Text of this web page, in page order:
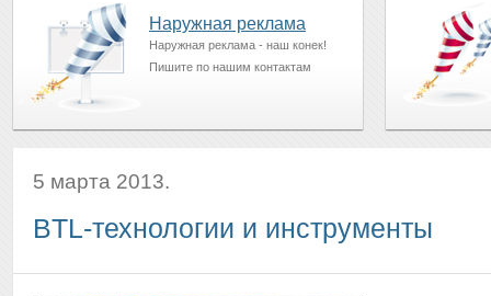
Наружная реклама
Наружная реклама - наш конек!
Пишите по нашим контактам
5 марта 2013.
BTL-технологии и инструменты